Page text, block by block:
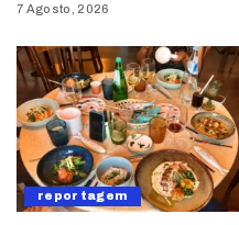
7 Agosto, 2026
reportagem